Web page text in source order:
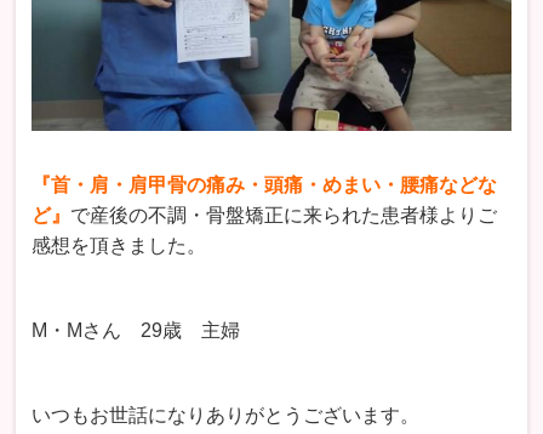
『首・肩・肩甲骨の痛み・頭痛・めまい・腰痛などな
ど』 で産後の不調・骨盤矯正に来られた患者様よりご
感想を頂きました。
M・Mさん 29歳 主婦
いつもお世話になりありがとうございます。